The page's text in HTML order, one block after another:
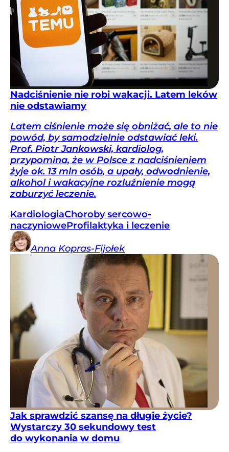
Nadciśnienie nie robi wakacji. Latem leków
nie odstawiamy
Latem ciśnienie może się obniżać, ale to nie
powód, by samodzielnie odstawiać leki.
Prof. Piotr Jankowski, kardiolog,
przypomina, że w Polsce z nadciśnieniem
żyje ok. 13 mln osób, a upały, odwodnienie,
alkohol i wakacyjne rozluźnienie mogą
zaburzyć leczenie.
KardiologiaChoroby sercowo-
naczynioweProfilaktyka i leczenie
Anna Kopras-Fijołek
Jak sprawdzić szansę na długie życie?
Wystarczy 30 sekundowy test
do wykonania w domu